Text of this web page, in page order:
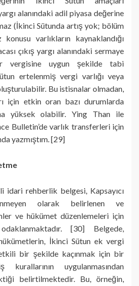
alanındaki adil piyasa değerine
(İkinci Sütunda artış yok; bölüm
konusu varlıkların kaynaklandığı
çıkış yargı alanındaki sermaye
vergisine uygun şekilde tabi
ertelenmiş vergi varlığı veya
Bu istisnalar olmadan,
için etkin oran bazı durumlarda
yüksek olabilir. Ying Than ile
Bulletin’de varlık transferleri için
yazmıştım. [29]
rehberlik belgesi, Kapsayıcı
olarak belirlenen ve
ve hükümet düzenlemeleri için
[30] Belgede,
İkinci Sütun ek vergi
bir şekilde kaçınmak için bir
uygulanmasından
belirtilmektedir. Bu, örneğin,